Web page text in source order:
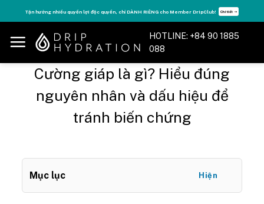
to
content
Tăng năng lượng - sống đỉnh cao với thẻ Vitamin Drip Membership. Xem ngay ➝
HOTLINE: +84 90 1885
088
Cường giáp là gì? Hiểu đúng
nguyên nhân và dấu hiệu để
tránh biến chứng
Mục lục Hiện